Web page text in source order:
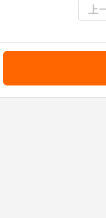
上